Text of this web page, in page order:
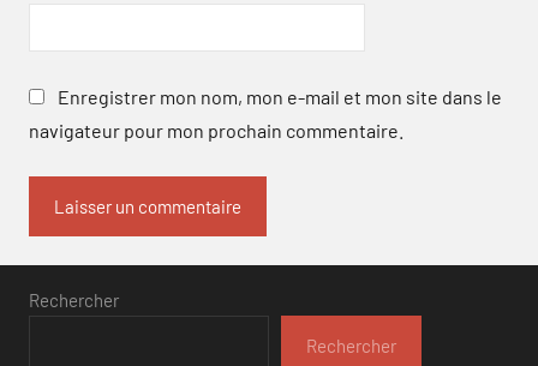
Enregistrer mon nom, mon e-mail et mon site dans le
navigateur pour mon prochain commentaire.
Rechercher
Rechercher